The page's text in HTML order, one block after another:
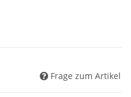
Frage zum Artikel